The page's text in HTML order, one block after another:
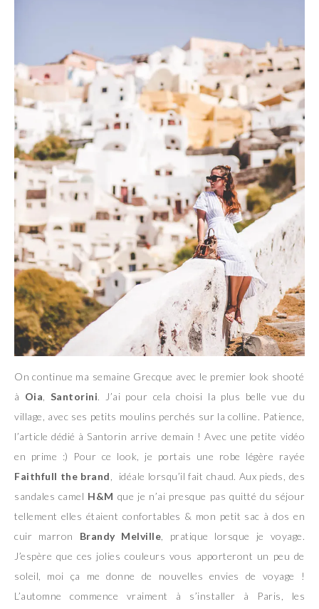
On continue ma semaine Grecque avec le premier look shooté
à Oia Santorini. J’ai pour cela choisi la plus belle vue du
village, avec ses petits moulins perchés sur la colline. Patience,
l’article dédié à Santorin arrive demain ! Avec une petite vidéo
en prime :) Pour ce look, je portais une robe légère rayée
Faithfull the brand
, idéale lorsqu’il fait chaud. Aux pieds, des
sandales camel H&M que je n’ai presque pas quitté du séjour
tellement elles étaient confortables & mon petit sac à dos en
cuir marron Brandy Melville , pratique lorsque je voyage.
J’espère que ces jolies couleurs vous apporteront un peu de
soleil, moi ça me donne de nouvelles envies de voyage !
L’automne commence vraiment à s’installer à Paris, les